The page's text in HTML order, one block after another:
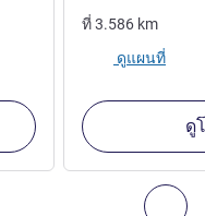
งเราที่อยู่ใกล้เคียง ถั
องเราที่อยู่ใกล้เคียง 1 :,
ที่3.586 km
ดูแผนที่
ดู